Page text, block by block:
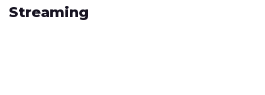
Streaming